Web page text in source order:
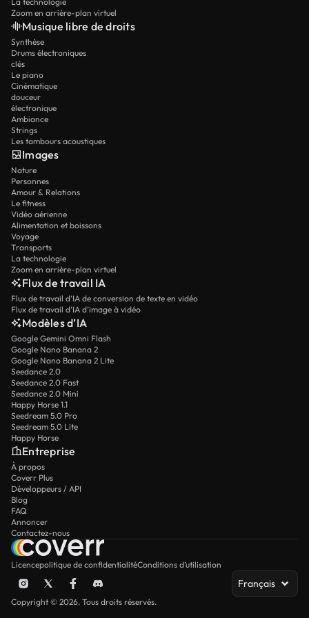
Zoom en arrière-plan virtuel
Musique libre de droits
Synthèse
Drums électroniques
clés
Le piano
Cinématique
douceur
électronique
Ambiance
Strings
Les tambours acoustiques
Images
Nature
Personnes
Amour & Relations
Le fitness
Vidéo aérienne
Alimentation et boissons
Voyage
Transports
La technologie
Zoom en arrière-plan virtuel
Flux de travail IA
Flux de travail d’IA de conversion de texte en vidéo
Flux de travail d’IA d’image à vidéo
Modèles d’IA
Google Gemini Omni Flash
Google Nano Banana 2
Google Nano Banana 2 Lite
Seedance 2.0
Seedance 2.0 Fast
Seedance 2.0 Mini
Happy Horse 1.1
Seedream 5.0 Pro
Seedream 5.0 Lite
Happy Horse
Entreprise
À propos
Coverr Plus
Développeurs / API
Blog
FAQ
Annoncer
Contactez-nous
Licencepolitique de confidentialitéConditions d’utilisation
Français
Copyright © 2026. Tous droits réservés.